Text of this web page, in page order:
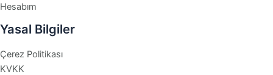
Hesabım
Yasal Bilgiler
Çerez Politikası
KVKK